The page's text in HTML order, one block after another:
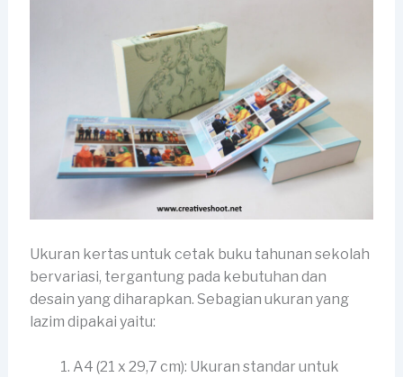
Ukuran kertas untuk cetak buku tahunan sekolah
bervariasi, tergantung pada kebutuhan dan
desain yang diharapkan. Sebagian ukuran yang
lazim dipakai yaitu:
A4 (21 x 29,7 cm): Ukuran standar untuk